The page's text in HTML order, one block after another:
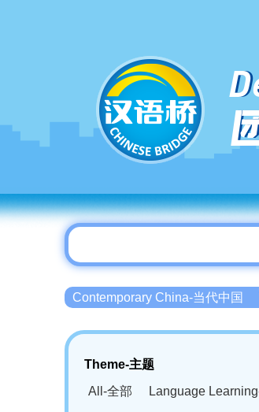
Contemporary China-当代中国
Theme-主题
All-全部
Language